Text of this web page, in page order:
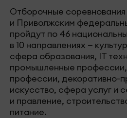
Отборочные
и Приволжским
пройдут по 46
в 10 направлениях —
сфера образования, IT
промышленные
профессии, декоративно-
искусство, сфера услуг и
и правление,
питание.